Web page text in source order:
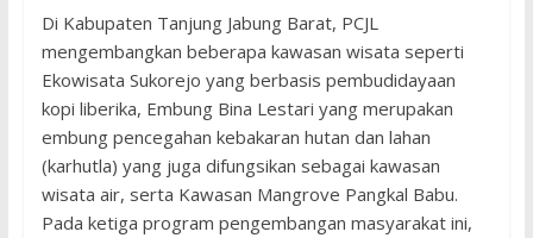
Di Kabupaten Tanjung Jabung Barat, PCJL
mengembangkan beberapa kawasan wisata seperti
Ekowisata Sukorejo yang berbasis pembudidayaan
kopi liberika, Embung Bina Lestari yang merupakan
embung pencegahan kebakaran hutan dan lahan
(karhutla) yang juga difungsikan sebagai kawasan
wisata air, serta Kawasan Mangrove Pangkal Babu.
Pada ketiga program pengembangan masyarakat ini,